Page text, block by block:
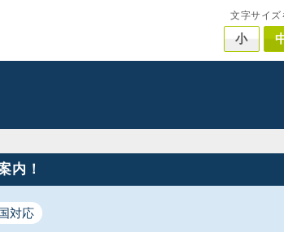
文字サイズ
小
内！
対応